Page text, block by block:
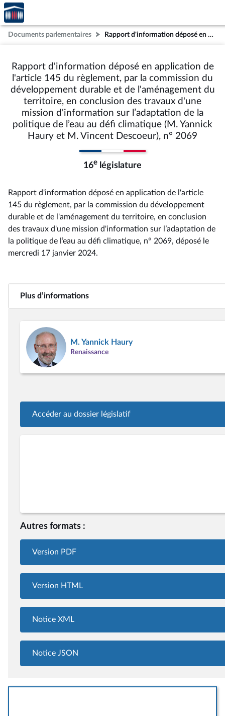
Aller au contenu
Aller en bas de la page
Accèder
à la
page
d'accueil
Documents parlementaires Rapport d'information déposé en application de l'article 145 du règlement, par la commission du développement durable et de l'aménagement du territoire, en conclusion des travaux d'une mission d'information sur l’adaptation de la politique de l’eau au défi climatique (M. Yannick Haury et M. Vincent Descoeur), n° 2069
Rapport d'information déposé en application de
l'article 145 du règlement, par la commission du
développement durable et de l'aménagement du
territoire, en conclusion des travaux d'une
mission d'information sur l’adaptation de la
politique de l’eau au défi climatique (M. Yannick
Haury et M. Vincent Descoeur), n° 2069
16e législature
Rapport d'information déposé en application de l'article
145 du règlement, par la commission du développement
durable et de l'aménagement du territoire, en conclusion
des travaux d'une mission d'information sur l’adaptation de
la politique de l’eau au défi climatique, n° 2069, déposé le
mercredi 17 janvier 2024.
Plus d’informations
M. Yannick Haury
Renaissance
Accéder au dossier législatif
Autres formats :
Version PDF
Version HTML
Notice XML
Notice JSON